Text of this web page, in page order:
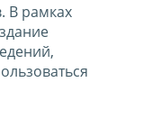
В рамках